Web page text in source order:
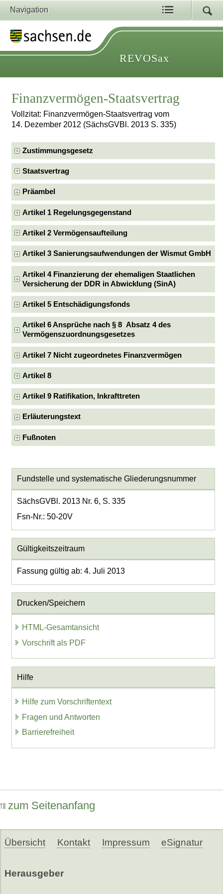
Navigation
REVOSax
Finanzvermögen-Staatsvertrag
Vollzitat: Finanzvermögen-Staatsvertrag vom
14. Dezember 2012 (SächsGVBl. 2013 S. 335)
Zustimmungsgesetz
Staatsvertrag
Präambel
Artikel 1 Regelungsgegenstand
Artikel 2 Vermögensaufteilung
Artikel 3 Sanierungsaufwendungen der Wismut GmbH
Artikel 4 Finanzierung der ehemaligen Staatlichen
Versicherung der DDR in Abwicklung (SinA)
Artikel 5 Entschädigungsfonds
Artikel 6 Ansprüche nach § 8 Absatz 4 des
Vermögenszuordnungsgesetzes
Artikel 7 Nicht zugeordnetes Finanzvermögen
Artikel 8
Artikel 9 Ratifikation, Inkrafttreten
Erläuterungstext
Fußnoten
Fundstelle und systematische Gliederungsnummer
SächsGVBl. 2013 Nr. 6, S. 335
Fsn-Nr.: 50-20V
Gültigkeitszeitraum
Fassung gültig ab: 4. Juli 2013
Drucken/Speichern
HTML-Gesamtansicht
Vorschrift als PDF
Hilfe
Hilfe zum Vorschriftentext
Fragen und Antworten
Barrierefreiheit
zum Seitenanfang
Übersicht Kontakt Impressum eSignatur
Herausgeber